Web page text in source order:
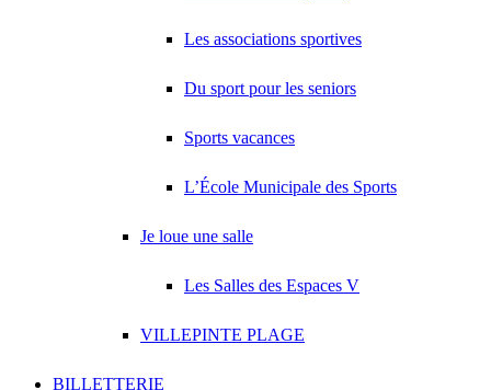
Les associations sportives
Du sport pour les seniors
Sports vacances
L’École Municipale des Sports
Je loue une salle
Les Salles des Espaces V
VILLEPINTE PLAGE
BILLETTERIE